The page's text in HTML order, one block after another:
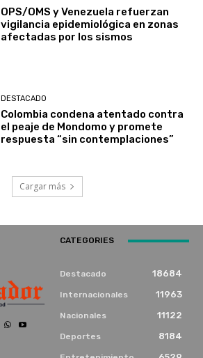
OPS/OMS y Venezuela refuerzan
vigilancia epidemiológica en zonas
afectadas por los sismos
DESTACADO
Colombia condena atentado contra
el peaje de Mondomo y promete
respuesta “sin contemplaciones”
Cargar más
CATEGORIES
Destacado 18684
Internacionales 11963
Nacionales 11122
Deportes 8184